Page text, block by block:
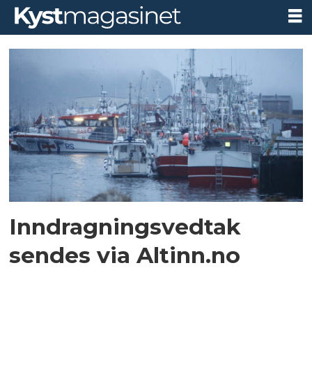
Tag:
altinn
Inndragningsvedtak
sendes via Altinn.no